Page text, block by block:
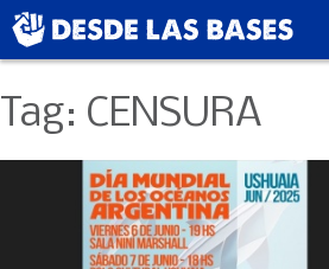
Tag: CENSURA